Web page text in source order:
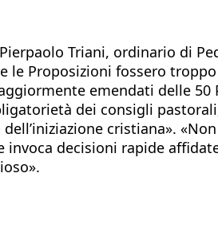
Triani, ordinario di
le Proposizioni fossero
emendati delle 50
dei consigli
cristiana».
invoca decisioni rapide